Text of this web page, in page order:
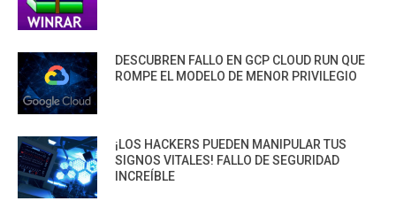
DESCUBREN FALLO EN GCP CLOUD RUN QUE
ROMPE EL MODELO DE MENOR PRIVILEGIO
¡LOS HACKERS PUEDEN MANIPULAR TUS
SIGNOS VITALES! FALLO DE SEGURIDAD
INCREÍBLE